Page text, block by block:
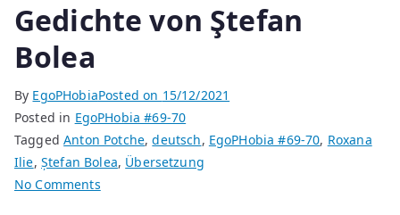
Gedichte von Ştefan
Bolea
By EgoPHobiaPosted on 15/12/2021
Posted in EgoPHobia #69-70
TaggedAnton Potche,deutsch, EgoPHobia #69-70, Roxana
Ilie, Ștefan Bolea, Übersetzung
No Commentson